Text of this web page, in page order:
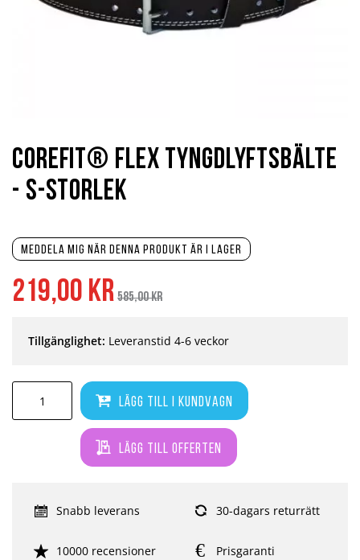
Specialpris
219,00 kr pris
585,00 kr
Meddela mig när denna produkt är i lager
Lägg till i kundvagn
Lägg till offerten
Tillgänglighet: Leveranstid 4-6 veckor
Snabb leverans 30-dagars returrätt
10000 recensioner Prisgaranti
Corefit® Flex Tyngdlyftsbälte
- S-storlek
början
av
bildgalleriet